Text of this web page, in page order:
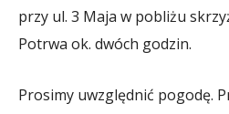
przy ul. 3 Maja w pobliżu
Potrwa ok. dwóch godzin.
Prosimy uwzględnić pogodę.